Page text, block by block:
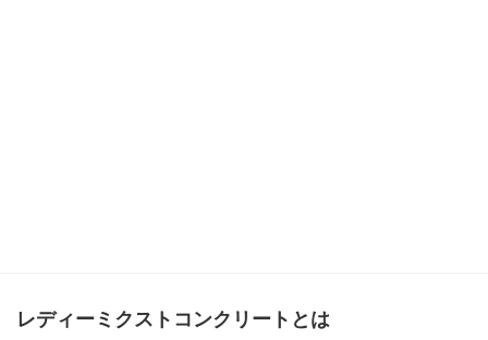
レディーミクストコンクリートとは